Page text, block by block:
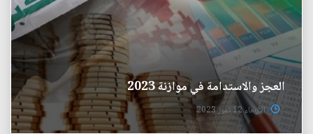
العجز والاستدامة في موازنة 2023
الأربعاء 12 تموز 2023